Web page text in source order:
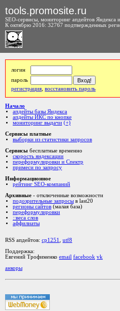
tools.promosite.ru
SEO-сервисы, мониторинг апдейтов Яндекса
К октябрю 2016: 32767 подтвержденных
логин
пароль
регистрация восстановить пароль
Начало
апдейты базы Яндекса
апдейты ИКС по кнопке
мониторинг выдачи (+)
Сервисы платные
выборки из статистики запросов
Сервисы бесплатные временно
скорость яндексации
переформулировки и Спектр
примеси по запросу
Информационное
рейтинг SEO-компаний
Архивные - отключенные возможности
подозрительные запросы в last20
регионы сайтов (малая база)
переформулировки
::веса слов
аффилиаты
RSS апдейтов: cp1251
utf8
Поддержка:
Евгений Трофименко email facebook vk
анкоры